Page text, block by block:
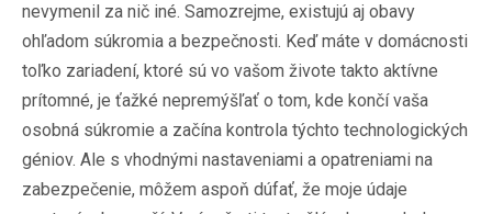
nevymenil za nič iné. Samozrejme, existujú aj obavy
ohľadom súkromia a bezpečnosti. Keď máte v domácnosti
toľko zariadení, ktoré sú vo vašom živote takto aktívne
prítomné, je ťažké nepremýšľať o tom, kde končí vaša
osobná súkromie a začína kontrola týchto technologických
géniov. Ale s vhodnými nastaveniami a opatreniami na
zabezpečenie, môžem aspoň dúfať, že moje údaje